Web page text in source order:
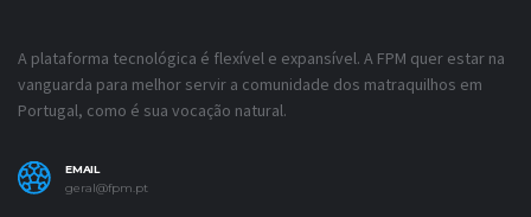
A plataforma tecnológica é flexível e expansível. A FPM quer estar na
vanguarda para melhor servir a comunidade dos matraquilhos em
Portugal, como é sua vocação natural.
EMAIL
geral@fpm.pt